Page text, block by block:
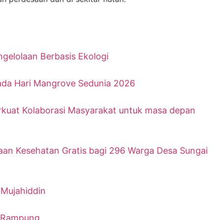
Berbasis Ekologi
Hari Mangrove Sedunia 2026
Kolaborasi Masyarakat untuk masa depan
Kesehatan Gratis bagi 296 Warga Desa Sungai